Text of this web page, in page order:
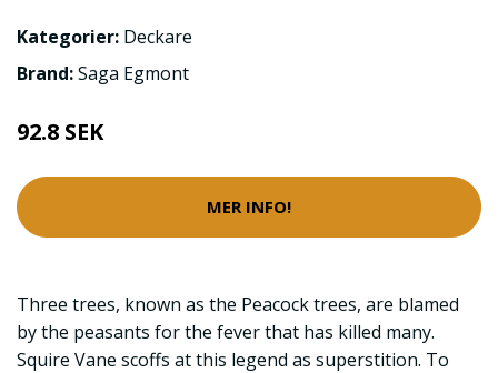
Kategorier: Deckare
Brand:Saga Egmont
92.8 SEK
MER INFO!
Three trees, known as the Peacock trees, are blamed
by the peasants for the fever that has killed many.
Squire Vane scoffs at this legend as superstition. To